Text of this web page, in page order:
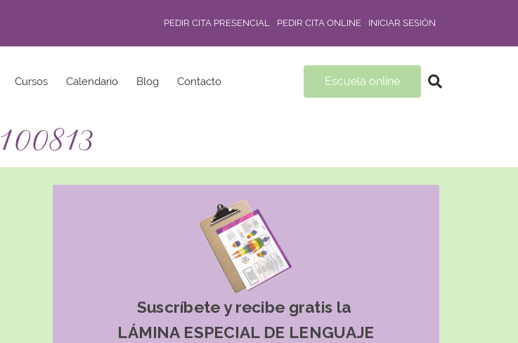
PEDIR CITA PRESENCIAL PEDIR CITA ONLINE INICIAR SESIÓN
Cursos Calendario Blog Contacto Escuela online
100813
Suscríbete y recibe gratis la
LÁMINA ESPECIAL DE LENGUAJE